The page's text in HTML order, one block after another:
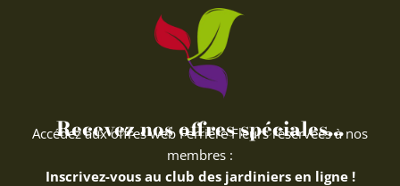
Recevez nos offres spéciales...
Accédez aux offres web Ferriere Fleurs réservées à nos
membres :
Inscrivez-vous au club des jardiniers en ligne !